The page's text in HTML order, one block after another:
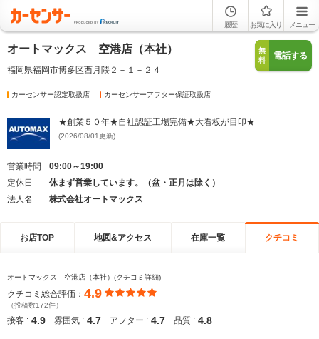
履歴 お気に入り メニュー
オートマックス 空港店（本社）
福岡県福岡市博多区西月隈２－１－２４
無
料
電話する
カーセンサー認定取扱店 カーセンサーアフター保証取扱店
★創業５０年★自社認証工場完備★大看板が目印★
(2026/08/01更新)
営業時間
09:00～19:00
定休日
休まず営業しています。（盆・正月は除く）
法人名
株式会社オートマックス
お店TOP 地図&アクセス 在庫一覧 クチコミ
オートマックス 空港店（本社）(クチコミ詳細)
クチコミ総合評価： 4.9
（投稿数172件）
接客 : 4.9 雰囲気 : 4.7 アフター : 4.7 品質 : 4.8